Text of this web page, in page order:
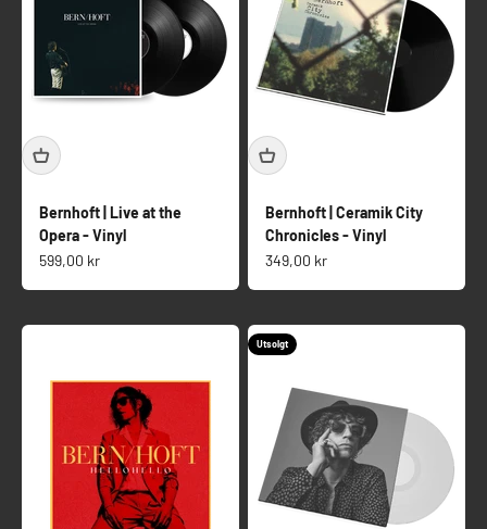
Bernhoft | Live at the
Opera - Vinyl
Salgspris
599,00 kr
Bernhoft | Ceramik City
Chronicles - Vinyl
Salgspris
349,00 kr
Utsolgt